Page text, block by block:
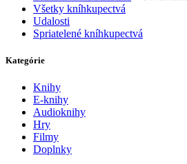
Všetky kníhkupectvá
Udalosti
Spriatelené kníhkupectvá
Kategórie
Knihy
E-knihy
Audioknihy
Hry
Filmy
Doplnky